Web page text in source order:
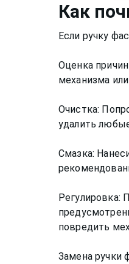
Как
Если ручку
Оценка
механизма
Очистка:
удалить
Смазка:
Регулировка:
повредить
Замена ручки